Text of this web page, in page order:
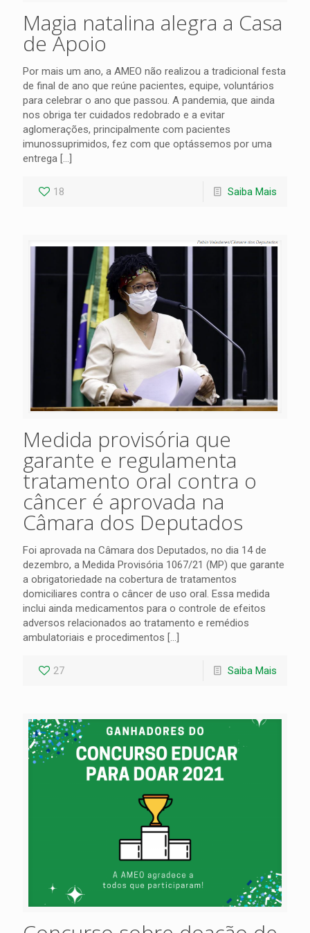
Magia natalina alegra a Casa
de Apoio
Por mais um ano, a AMEO não realizou a tradicional festa
de final de ano que reúne pacientes, equipe, voluntários
para celebrar o ano que passou. A pandemia, que ainda
nos obriga ter cuidados redobrado e a evitar
aglomerações, principalmente com pacientes
imunossuprimidos, fez com que optássemos por uma
entrega […]
18 Saiba Mais
Medida provisória que
garante e regulamenta
tratamento oral contra o
câncer é aprovada na
Câmara dos Deputados
Foi aprovada na Câmara dos Deputados, no dia 14 de
dezembro, a Medida Provisória 1067/21 (MP) que garante
a obrigatoriedade na cobertura de tratamentos
domiciliares contra o câncer de uso oral. Essa medida
inclui ainda medicamentos para o controle de efeitos
adversos relacionados ao tratamento e remédios
ambulatoriais e procedimentos […]
27 Saiba Mais